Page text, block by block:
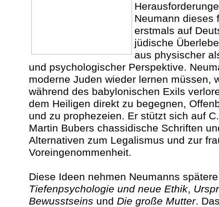
Neumann dieses
erstmals auf
jüdische
aus physischer
und psychologischer Perspektive.
moderne Juden wieder lernen müssen,
während des babylonischen Exils
dem Heiligen direkt zu begegnen,
und zu prophezeien. Er stützt sich auf
Martin Bubers chassidische Schriften
Alternativen zum Legalismus und zur
Voreingenommenheit.
Diese Ideen nehmen Neumanns
Tiefenpsychologie und neue Ethik,
Bewusstseins und Die große Mutter.